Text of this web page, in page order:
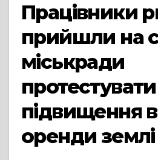
Працівники
прийшли на
міськради
підвищення
оренди землі